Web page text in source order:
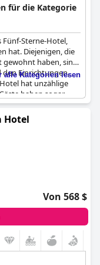
ein hochmodernes
und stilvollen
für die Kategorie
Fünf-Sterne-Hotel,
hat. Diejenigen, die
gewohnt haben, sind
den Einrichtungen,
hat unzählige
haben sogar
Jahr gebucht. Die
aus, und macht es
überhaupt. Die
der
dem
Spa. Das
seiner
Fürsorge zu
Kurz
Boutique-
ein
alle Kategorien lesen
Hotel
Von 568 $